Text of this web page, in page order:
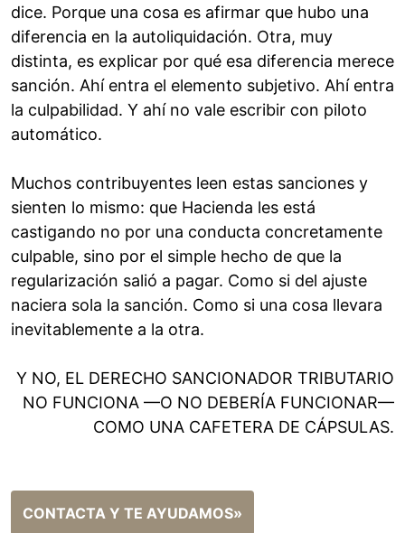
dice. Porque una cosa es afirmar que hubo una
diferencia en la autoliquidación. Otra, muy
distinta, es explicar por qué esa diferencia merece
sanción. Ahí entra el elemento subjetivo. Ahí entra
la culpabilidad. Y ahí no vale escribir con piloto
automático.
Muchos contribuyentes leen estas sanciones y
sienten lo mismo: que Hacienda les está
castigando no por una conducta concretamente
culpable, sino por el simple hecho de que la
regularización salió a pagar. Como si del ajuste
naciera sola la sanción. Como si una cosa llevara
inevitablemente a la otra.
Y NO, EL DERECHO SANCIONADOR TRIBUTARIO
NO FUNCIONA —O NO DEBERÍA FUNCIONAR—
COMO UNA CAFETERA DE CÁPSULAS.
CONTACTA Y TE AYUDAMOS»